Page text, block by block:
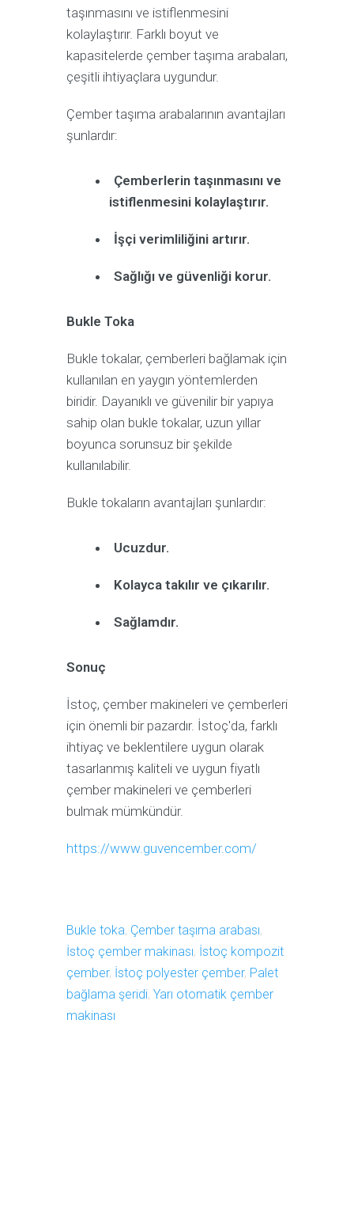
taşınmasını ve istiflenmesini
kolaylaştırır. Farklı boyut ve
kapasitelerde çember taşıma arabaları,
çeşitli ihtiyaçlara uygundur.
Çember taşıma arabalarının avantajları
şunlardır:
Çemberlerin taşınmasını ve
istiflenmesini kolaylaştırır.
İşçi verimliliğini artırır.
Sağlığı ve güvenliği korur.
Bukle Toka
Bukle tokalar, çemberleri bağlamak için
kullanılan en yaygın yöntemlerden
biridir. Dayanıklı ve güvenilir bir yapıya
sahip olan bukle tokalar, uzun yıllar
boyunca sorunsuz bir şekilde
kullanılabilir.
Bukle tokaların avantajları şunlardır:
Ucuzdur.
Kolayca takılır ve çıkarılır.
Sağlamdır.
Sonuç
İstoç, çember makineleri ve çemberleri
için önemli bir pazardır. İstoç'da, farklı
ihtiyaç ve beklentilere uygun olarak
tasarlanmış kaliteli ve uygun fiyatlı
çember makineleri ve çemberleri
bulmak mümkündür.
https://www.guvencember.com/
Bukle toka, Çember taşıma arabası,
İstoç çember makinası, İstoç kompozit
çember, İstoç polyester çember, Palet
bağlama şeridi, Yarı otomatik çember
makinası